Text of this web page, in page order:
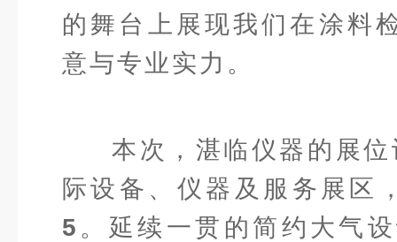
的舞台上展现我们在涂料
意与专业实力。
本次，湛临仪器的展
际设备、仪器及服务展区
5 。延续一贯的简约大气